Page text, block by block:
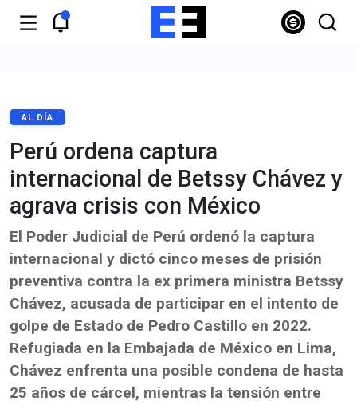
AL DÍA
Perú ordena captura
internacional de Betssy Chávez y
agrava crisis con México
El Poder Judicial de Perú ordenó la captura
internacional y dictó cinco meses de prisión
preventiva contra la ex primera ministra Betssy
Chávez, acusada de participar en el intento de
golpe de Estado de Pedro Castillo en 2022.
Refugiada en la Embajada de México en Lima,
Chávez enfrenta una posible condena de hasta
25 años de cárcel, mientras la tensión entre